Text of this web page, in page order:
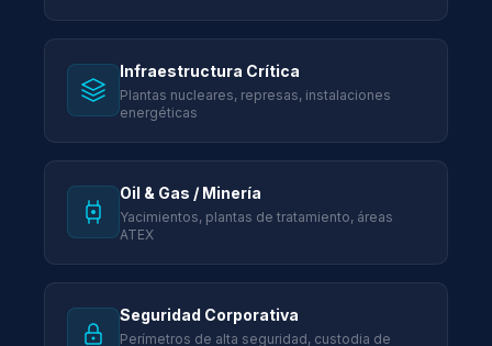
Infraestructura Crítica
Plantas nucleares, represas, instalaciones
energéticas
Oil & Gas / Minería
Yacimientos, plantas de tratamiento, áreas
ATEX
Seguridad Corporativa
Perímetros de alta seguridad, custodia de